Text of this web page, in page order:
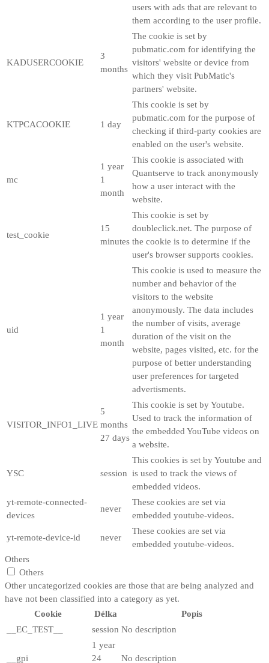
users with ads that are relevant to
them according to the user profile.
KADUSERCOOKIE
3
months
The cookie is set by
pubmatic.com for identifying the
visitors' website or device from
which they visit PubMatic's
partners' website.
KTPCACOOKIE 1 day
This cookie is set by
pubmatic.com for the purpose of
checking if third-party cookies are
enabled on the user's website.
mc
1 year
1
month
This cookie is associated with
Quantserve to track anonymously
how a user interact with the
website.
test_cookie
15
minutes
This cookie is set by
doubleclick.net. The purpose of
the cookie is to determine if the
user's browser supports cookies.
uid
1 year
1
month
This cookie is used to measure the
number and behavior of the
visitors to the website
anonymously. The data includes
the number of visits, average
duration of the visit on the
website, pages visited, etc. for the
purpose of better understanding
user preferences for targeted
advertisments.
VISITOR_INFO1_LIVE
5
months
27 days
This cookie is set by Youtube.
Used to track the information of
the embedded YouTube videos on
a website.
YSC session
This cookies is set by Youtube and
is used to track the views of
embedded videos.
yt-remote-connected-
devices
never
These cookies are set via
embedded youtube-videos.
yt-remote-device-id never
These cookies are set via
embedded youtube-videos.
Others
Others
Other uncategorized cookies are those that are being analyzed and
have not been classified into a category as yet.
Cookie
Délka
Popis
__EC_TEST__
session No description
__gpi
1 year
24
No description